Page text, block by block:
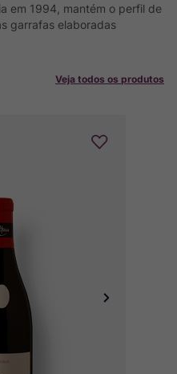
em 1994, mantém o perfil de
garrafas elaboradas
Veja todos os produtos